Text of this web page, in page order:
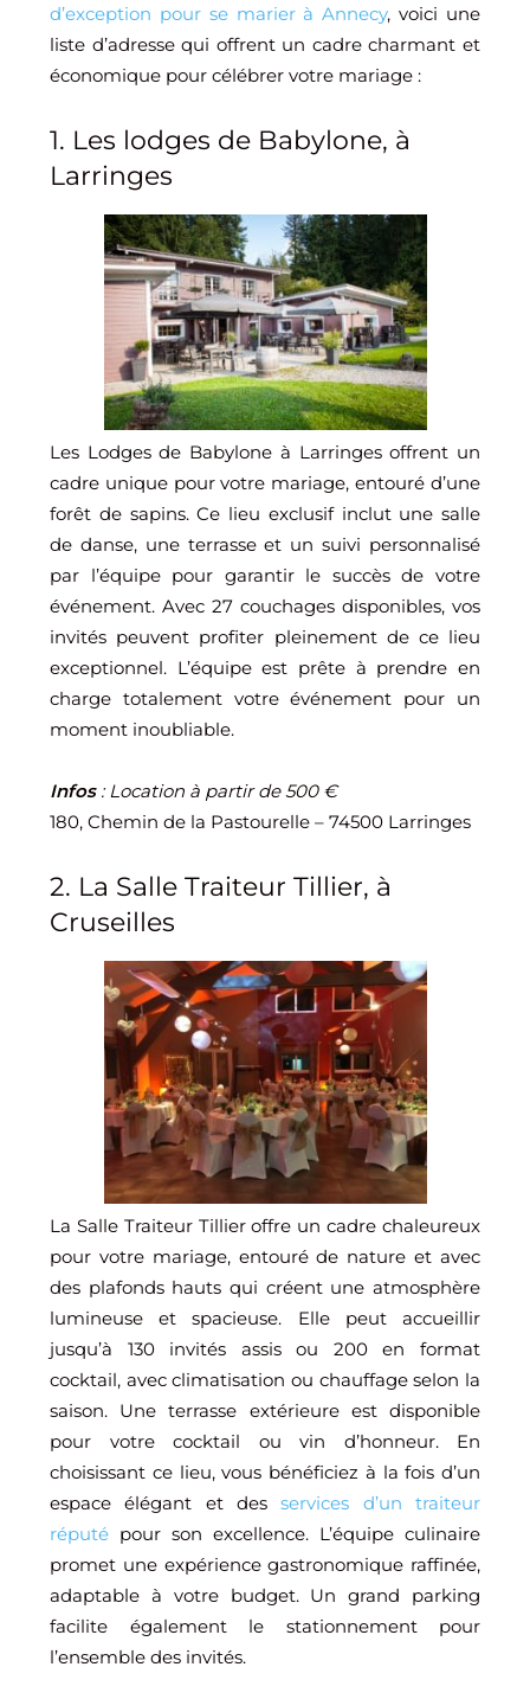
d’exception pour se marier à Annecy, voici une
liste d’adresse qui offrent un cadre charmant et
économique pour célébrer votre mariage :
1. Les lodges de Babylone, à
Larringes
Les Lodges de Babylone à Larringes offrent un
cadre unique pour votre mariage, entouré d’une
forêt de sapins. Ce lieu exclusif inclut une salle
de danse, une terrasse et un suivi personnalisé
par l’équipe pour garantir le succès de votre
événement. Avec 27 couchages disponibles, vos
invités peuvent profiter pleinement de ce lieu
exceptionnel. L’équipe est prête à prendre en
charge totalement votre événement pour un
moment inoubliable.
Infos: Location à partir de 500 €
180, Chemin de la Pastourelle – 74500 Larringes
2. La Salle Traiteur Tillier, à
Cruseilles
La Salle Traiteur Tillier offre un cadre chaleureux
pour votre mariage, entouré de nature et avec
des plafonds hauts qui créent une atmosphère
lumineuse et spacieuse. Elle peut accueillir
jusqu’à 130 invités assis ou 200 en format
cocktail, avec climatisation ou chauffage selon la
saison. Une terrasse extérieure est disponible
pour votre cocktail ou vin d’honneur. En
choisissant ce lieu, vous bénéficiez à la fois d’un
espace élégant et desservices d’un traiteur
réputé pour son excellence. L’équipe culinaire
promet une expérience gastronomique raffinée,
adaptable à votre budget. Un grand parking
facilite également le stationnement pour
l’ensemble des invités.